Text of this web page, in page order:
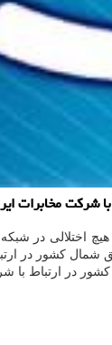
شرکت مخابرات
اختلالی در
شمال کشور در
در ارتباط با